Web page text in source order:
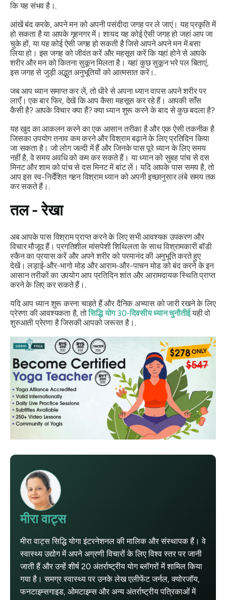
कि यह संभव है।.
आंखें बंद करके, अपने मन को अपनी पसंदीदा जगह पर ले जाएं। यह प्रकृति में
हो सकता है या आपके गृहनगर में। शायद यह कोई ऐसी जगह हो जहां आप जा
चुके हों, या यह कोई ऐसी जगह हो सकती है जिसे आपने अपने मन में बसा
लिया हो। इस जगह को जीवंत करें और महसूस करें कि यहां होने से आपके
शरीर और मन को कितना सुकून मिलता है। यहां कुछ सुकून भरे पल बिताएं,
इस जगह से जुड़ी अद्भुत अनुभूतियों को आत्मसात करें।.
जब आप ध्यान समाप्त कर लें, तो धीरे से अपना ध्यान वापस अपने शरीर पर
लाएँ। एक बार फिर, देखें कि आप कैसा महसूस कर रहे हैं। आपकी साँस
कैसी है? आपके विचार क्या हैं? क्या ध्यान शुरू करने के बाद से कुछ बदला है?
यह खुद का आकलन करने का एक आसान तरीका है और एक ऐसी तकनीक है
जिसका उपयोग तनाव कम करने और विश्राम बढ़ाने के लिए प्रतिदिन किया
जा सकता है। जो लोग जल्दी में हैं और जिनके पास पूरे ध्यान के लिए समय
नहीं है, वे समय अवधि को कम कर सकते हैं। या ध्यान को सुबह पांच से दस
मिनट और शाम को पांच से दस मिनट में बांट लें। यदि आपके पास समय है, तो
आप इस स्व-निर्देशित गहन विश्राम ध्यान को अपनी इच्छानुसार लंबे समय तक
कर सकते हैं।.
तल - रेखा
अब आपके पास विश्राम प्राप्त करने के लिए सभी आवश्यक उपकरण और
विचार मौजूद हैं। प्रगतिशील मांसपेशी शिथिलता के साथ विश्रामकारी बॉडी
स्कैन का प्रयास करें और अपने शरीर को परमानंद की अनुभूति करते हुए
देखें। लड़ाई-और-भागो मोड और आराम-और-पाचन मोड को बंद करने के इन
आसान तरीकों का उपयोग आप प्रतिदिन शांत और आरामदायक स्थिति प्राप्त
करने के लिए कर सकते हैं।.
यदि आप ध्यान शुरू करना चाहते हैं और दैनिक अभ्यास को जारी रखने के लिए
प्रेरणा की आवश्यकता है, तोसिद्धि योग 30-दिवसीय ध्यान चुनौतीईयही वो
शुरुआती प्रेरणा है जिसकी आपको जरूरत है।.
मीरा वाट्स
मीरा वाट्स सिद्धि योगा इंटरनेशनल की मालिक और संस्थापक हैं। वे
स्वास्थ्य उद्योग में अपने अग्रणी विचारों के लिए विश्व स्तर पर जानी
जाती हैं और उन्हें शीर्ष 20 अंतर्राष्ट्रीय योग ब्लॉगरों में शामिल किया
गया है। समग्र स्वास्थ्य पर उनके लेख एलीफेंट जर्नल, क्योरजॉय,
फनटाइम्सगाइड, ओमटाइम्स और अन्य अंतर्राष्ट्रीय पत्रिकाओं में